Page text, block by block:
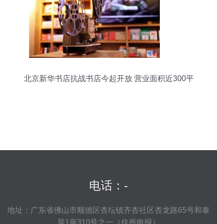
北京新华书店抗战书店今起开放 营业面积近300平
电话：-
地址：广东省佛山市顺德区杏坛镇齐杏社区杏龙路65号和泰
居1座310号之一（住所申报）